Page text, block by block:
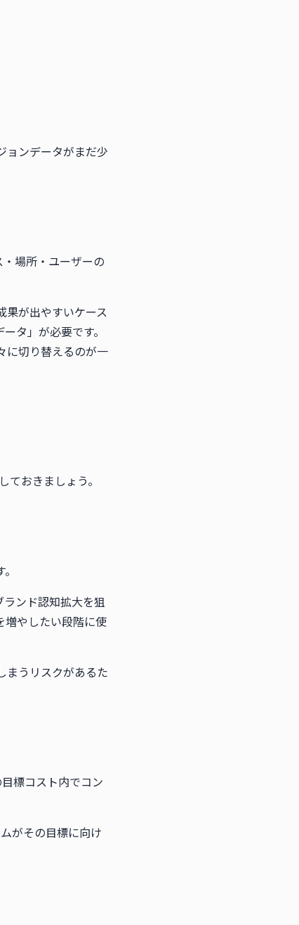
ョンデータがまだ少
場所・ユーザーの
果が出やすいケース
タ」が必要です。
に切り替えるのが一
おきましょう。
ンド認知拡大を狙
増やしたい段階に使
まうリスクがあるた
標コスト内でコン
がその目標に向け